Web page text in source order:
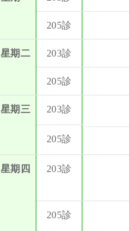
205診
星期二 203診
205診
星期三 203診
205診
星期四 203診
205診